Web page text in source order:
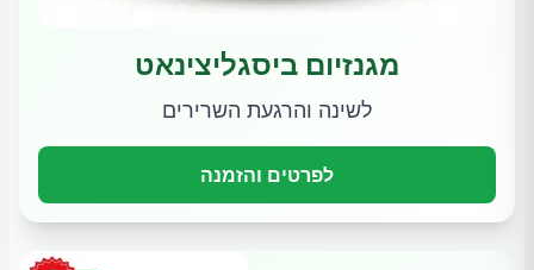
מגנזיום ביסגליצינאט
לשינה והרגעת השרירים
לפרטים והזמנה